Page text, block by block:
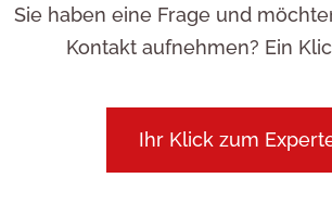
Sie haben eine Frage und
Kontakt aufnehmen? Ein
Ihr Klick zum